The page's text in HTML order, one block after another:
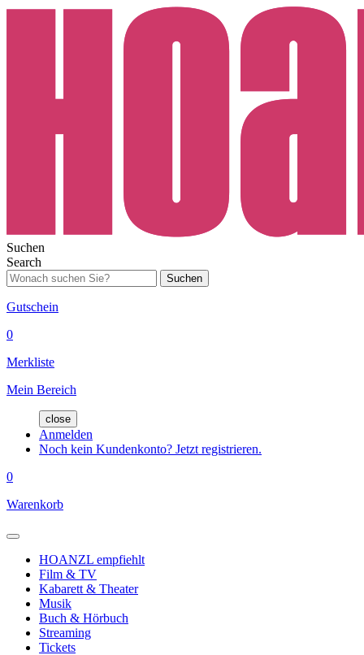
Suchen
Search
Suchen
Gutschein
0
Merkliste
Mein Bereich
close
Anmelden
Noch kein Kundenkonto? Jetzt registrieren.
0
Warenkorb
HOANZL empfiehlt
Film & TV
Kabarett & Theater
Musik
Buch & Hörbuch
Streaming
Tickets